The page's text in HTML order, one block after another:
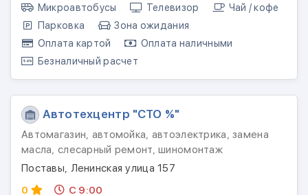
Микроавтобусы
Телевизор
Чай / кофе
Парковка
Зона ожидания
Оплата картой
Оплата наличными
Безналичный расчет
Автотехцентр "СТО %"
Автомагазин, автомойка, автоэлектрика, замена
масла, слесарный ремонт, шиномонтаж
Поставы, Ленинская улица 157
0
С 9:00